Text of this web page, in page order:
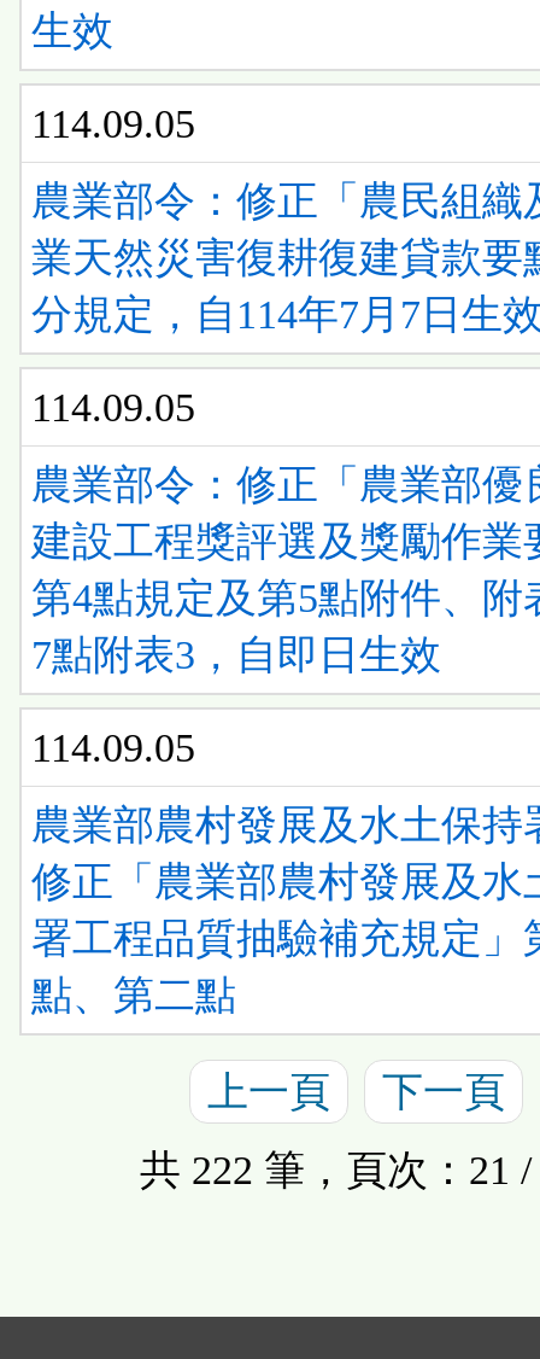
生效
114.09.05
農業部令：修正「農民組織
業天然災害復耕復建貸款要
分規定，自114年7月7日生
114.09.05
農業部令：修正「農業部優
建設工程獎評選及獎勵作業
第4點規定及第5點附件、附
7點附表3，自即日生效
114.09.05
農業部農村發展及水土保持
修正「農業部農村發展及水
署工程品質抽驗補充規定」
點、第二點
上一頁
下一頁
共 222 筆，頁次：21 /